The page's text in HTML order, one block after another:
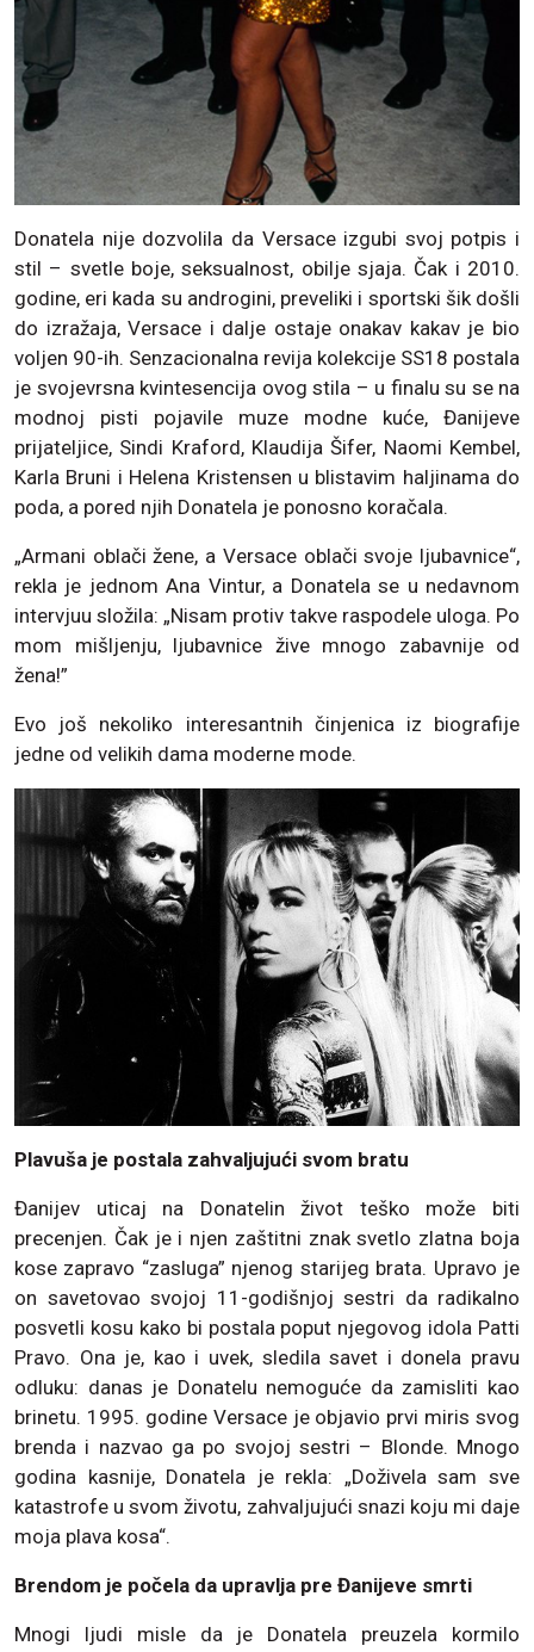
Donatela nije dozvolila da Versace izgubi svoj potpis i
stil – svetle boje, seksualnost, obilje sjaja. Čak i 2010.
godine, eri kada su androgini, preveliki i sportski šik došli
do izražaja, Versace i dalje ostaje onakav kakav je bio
voljen 90-ih. Senzacionalna revija kolekcije SS18 postala
je svojevrsna kvintesencija ovog stila – u finalu su se na
modnoj pisti pojavile muze modne kuće, Đanijeve
prijateljice, Sindi Kraford, Klaudija Šifer, Naomi Kembel,
Karla Bruni i Helena Kristensen u blistavim haljinama do
poda, a pored njih Donatela je ponosno koračala.
„Armani oblači žene, a Versace oblači svoje ljubavnice“,
rekla je jednom Ana Vintur, a Donatela se u nedavnom
intervjuu složila: „Nisam protiv takve raspodele uloga. Po
mom mišljenju, ljubavnice žive mnogo zabavnije od
žena!”
Evo još nekoliko interesantnih činjenica iz biografije
jedne od velikih dama moderne mode.
Plavuša je postala zahvaljujući svom bratu
Đanijev uticaj na Donatelin život teško može biti
precenjen. Čak je i njen zaštitni znak svetlo zlatna boja
kose zapravo “zasluga” njenog starijeg brata. Upravo je
on savetovao svojoj 11-godišnjoj sestri da radikalno
posvetli kosu kako bi postala poput njegovog idola Patti
Pravo. Ona je, kao i uvek, sledila savet i donela pravu
odluku: danas je Donatelu nemoguće da zamisliti kao
brinetu. 1995. godine Versace je objavio prvi miris svog
brenda i nazvao ga po svojoj sestri – Blonde. Mnogo
godina kasnije, Donatela je rekla: „Doživela sam sve
katastrofe u svom životu, zahvaljujući snazi koju mi daje
moja plava kosa“.
Brendom je počela da upravlja pre Đanijeve smrti
Mnogi ljudi misle da je Donatela preuzela kormilo